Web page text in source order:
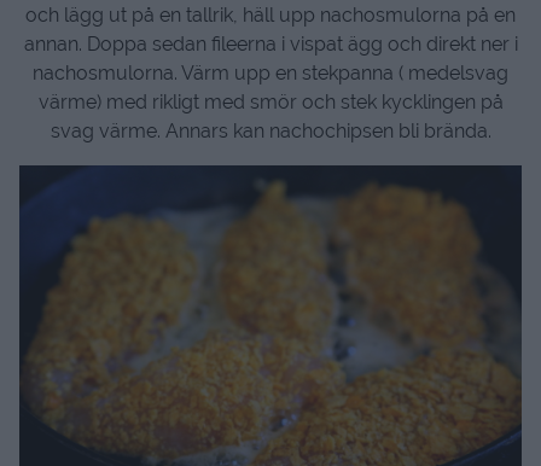
och lägg ut på en tallrik, häll upp nachosmulorna på en
annan. Doppa sedan fileerna i vispat ägg och direkt ner i
nachosmulorna. Värm upp en stekpanna ( medelsvag
värme) med rikligt med smör och stek kycklingen på
svag värme. Annars kan nachochipsen bli brända.